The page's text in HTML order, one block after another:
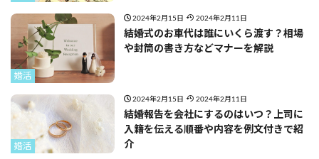
婚活
2024年2月15日 2024年2月11日
結婚式のお車代は誰にいくら渡す？相場
や封筒の書き方などマナーを解説
婚活
2024年2月15日 2024年2月11日
結婚報告を会社にするのはいつ？上司に
入籍を伝える順番や内容を例文付きで紹
介